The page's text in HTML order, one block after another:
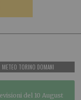
METEO TORINO DOMANI
del 10 August